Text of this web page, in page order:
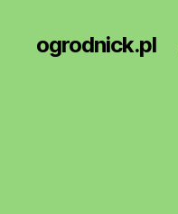
ogrodnick.pl